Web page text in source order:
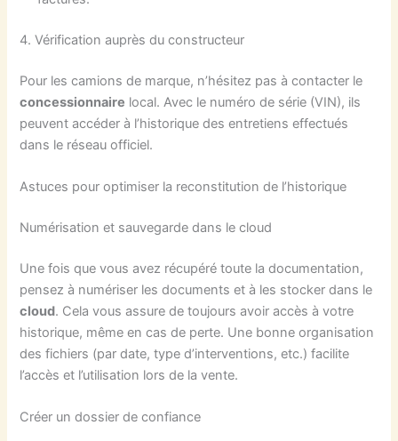
4. Vérification auprès du constructeur
Pour les camions de marque, n’hésitez pas à contacter le
concessionnaire local. Avec le numéro de série (VIN), ils
peuvent accéder à l’historique des entretiens effectués
dans le réseau officiel.
Astuces pour optimiser la reconstitution de l’historique
Numérisation et sauvegarde dans le cloud
Une fois que vous avez récupéré toute la documentation,
pensez à numériser les documents et à les stocker dans le
cloud. Cela vous assure de toujours avoir accès à votre
historique, même en cas de perte. Une bonne organisation
des fichiers (par date, type d’interventions, etc.) facilite
l’accès et l’utilisation lors de la vente.
Créer un dossier de confiance